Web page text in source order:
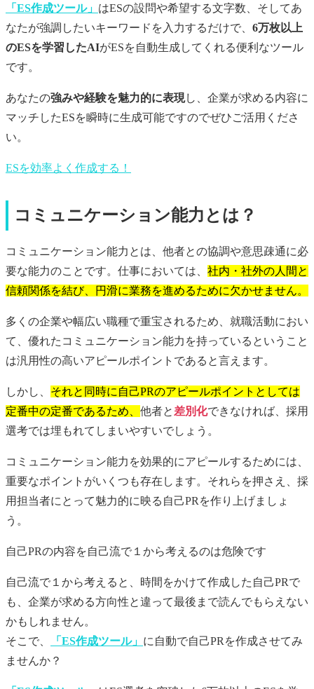
「ES作成ツール」 はESの設問や希望する文字数、そしてあ
なたが強調したいキーワードを入力するだけで、 6万枚以上
のESを学習したAIがESを自動生成してくれる便利なツール
です。
あなたの強みや経験を魅力的に表現し、企業が求める内容に
マッチしたESを瞬時に生成可能ですのでぜひご活用くださ
い。
ESを効率よく作成する！
コミュニケーション能力とは？
コミュニケーション能力とは、他者との協調や意思疎通に必
要な能力のことです。仕事においては、 社内・社外の人間と
信頼関係を結び、円滑に業務を進めるために欠かせません。
多くの企業や幅広い職種で重宝されるため、就職活動におい
て、優れたコミュニケーション能力を持っているということ
は汎用性の高いアピールポイントであると言えます。
しかし、 それと同時に自己PRのアピールポイントとしては
定番中の定番であるため、 他者と 差別化できなければ、採用
選考では埋もれてしまいやすいでしょう。
コミュニケーション能力を効果的にアピールするためには、
重要なポイントがいくつも存在します。それらを押さえ、採
用担当者にとって魅力的に映る自己PRを作り上げましょ
う。
自己PRの内容を自己流で１から考えるのは危険です
自己流で１から考えると、時間をかけて作成した 自己PRで
も、企業が求める方向性と違って最後まで読んでもらえない
かもしれません。
そこで、
「ES作成ツール」 に自動で自己PR を作成させてみ
ませんか？